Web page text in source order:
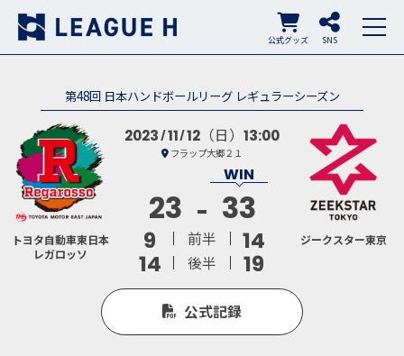
SNS
公式グッズ
第48回 日本ハンドボールリーグ レギュラーシーズン
トヨタ自動車東日本
レガロッソ
2023 11 12 （日）13:00
フラップ大郷２１
23 33
9 前半
14
14
後半 19
ジークスター東京
公式記録